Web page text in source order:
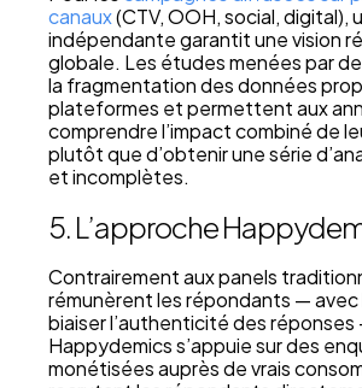
canaux(CTV, OOH, social, digital),
indépendante garantit une vision
globale. Les études menées par
la fragmentation des données
plateformes et permettent aux
comprendre l’impact combiné de
plutôt que d’obtenir une série
et incomplètes.
5. L’approche
Contrairement aux panels
rémunèrent les répondants — avec
biaiser l’authenticité des réponses
Happydemics s’appuie sur des
monétisées auprès de vrais